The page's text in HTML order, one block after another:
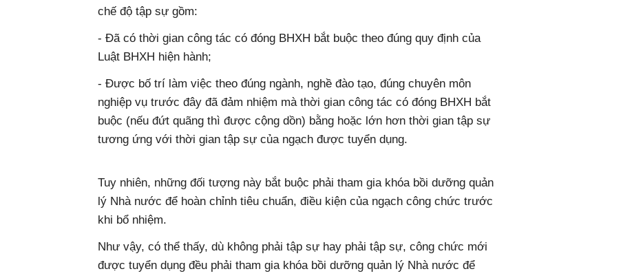
chế độ tập sự gồm:
- Đã có thời gian công tác có đóng BHXH bắt buộc theo đúng quy định của
Luật BHXH hiện hành;
- Được bố trí làm việc theo đúng ngành, nghề đào tạo, đúng chuyên môn
nghiệp vụ trước đây đã đảm nhiệm mà thời gian công tác có đóng BHXH bắt
buộc (nếu đứt quãng thì được cộng dồn) bằng hoặc lớn hơn thời gian tập sự
tương ứng với thời gian tập sự của ngạch được tuyển dụng.
Tuy nhiên, những đối tượng này bắt buộc phải tham gia khóa bồi dưỡng quản
lý Nhà nước để hoàn chỉnh tiêu chuẩn, điều kiện của ngạch công chức trước
khi bổ nhiệm.
Như vậy, có thể thấy, dù không phải tập sự hay phải tập sự, công chức mới
được tuyển dụng đều phải tham gia khóa bồi dưỡng quản lý Nhà nước để